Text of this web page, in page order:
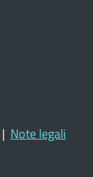
| Note legali